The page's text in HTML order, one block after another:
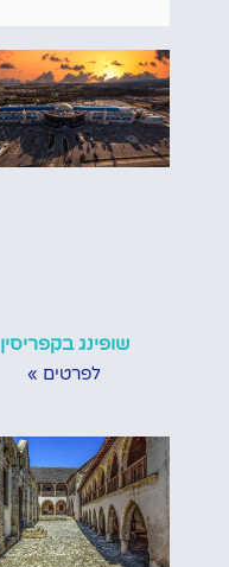
שופינג בקפריסין
לפרטים »